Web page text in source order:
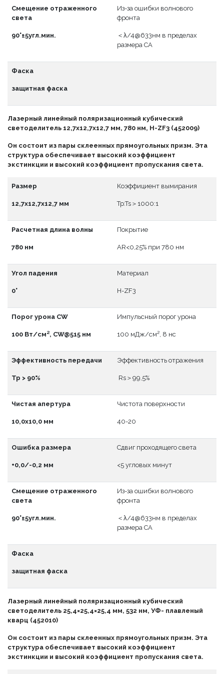
Смещение отраженного
света
90°±5угл.мин.
Из-за ошибки волнового
фронта
＜λ/4@633нм в пределах
размера CA
Фаска
защитная фаска
Лазерный линейный поляризационный кубический
светоделитель 12,7x12,7x12,7 мм, 780 нм, H-ZF3 (452009)
Он состоит из пары склеенных прямоугольных призм. Эта
структура обеспечивает высокий коэффициент
экстинкции и высокий коэффициент пропускания света.
Размер
12,7x12,7x12,7 мм
Коэффициент вымирания
Tp:Ts＞1000:1
Расчетная длина волны
780 нм
Покрытие
АR<0,25% при 780 нм
Угол падения
0°
Материал
H-ZF3
Порог урона CW
100 Вт/см², CW@515 нм
Импульсный порог урона
100 мДж/см², 8 нс
Эффективность передачи
Тр > 90%
Эффективность отражения
Rs＞99,5%
Чистая апертура
10,0x10,0 мм
Чистота поверхности
40-20
Ошибка размера
+0,0/-0,2 мм
Сдвиг проходящего света
<5 угловых минут
Смещение отраженного
света
90°±5угл.мин.
Из-за ошибки волнового
фронта
＜λ/4@633нм в пределах
размера CA
Фаска
защитная фаска
Лазерный линейный поляризационный кубический
светоделитель 25,4×25,4×25,4 мм, 532 нм, УФ- плавленый
кварц (452010)
Он состоит из пары склеенных прямоугольных призм. Эта
структура обеспечивает высокий коэффициент
экстинкции и высокий коэффициент пропускания света.